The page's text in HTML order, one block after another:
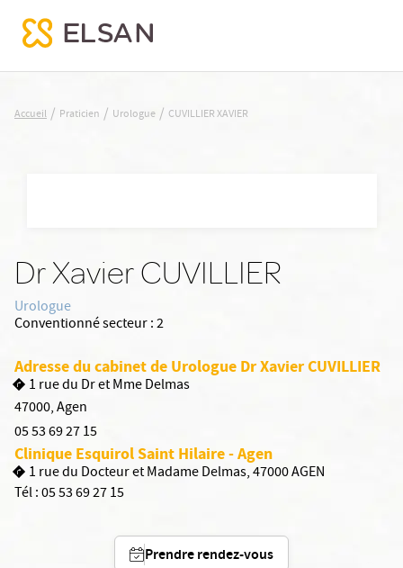
CUVILLIER XAVIER
Accueil / Praticien / Urologue / CUVILLIER XAVIER
Dr Xavier CUVILLIER
Urologue
Conventionné secteur :2
Adresse du cabinet de Urologue Dr Xavier CUVILLIER
1 rue du Dr et Mme Delmas
47000,Agen
05 53 69 27 15
Clinique Esquirol Saint Hilaire - Agen
1 rue du Docteur et Madame Delmas, 47000 AGEN
Tél :05 53 69 27 15
Prendre rendez-vous